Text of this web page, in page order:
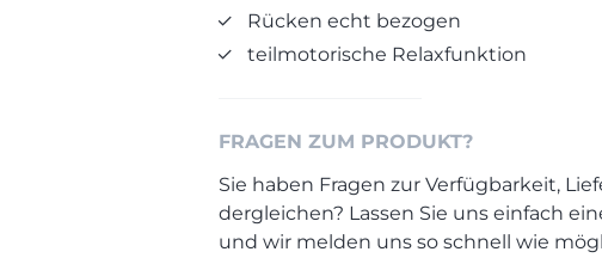
Rücken echt bezogen
teilmotorische Relaxfunktion
FRAGEN ZUM PRODUKT?
Sie haben Fragen zur Verfügbarkeit,
dergleichen? Lassen Sie uns einfach
und wir melden uns so schnell wie